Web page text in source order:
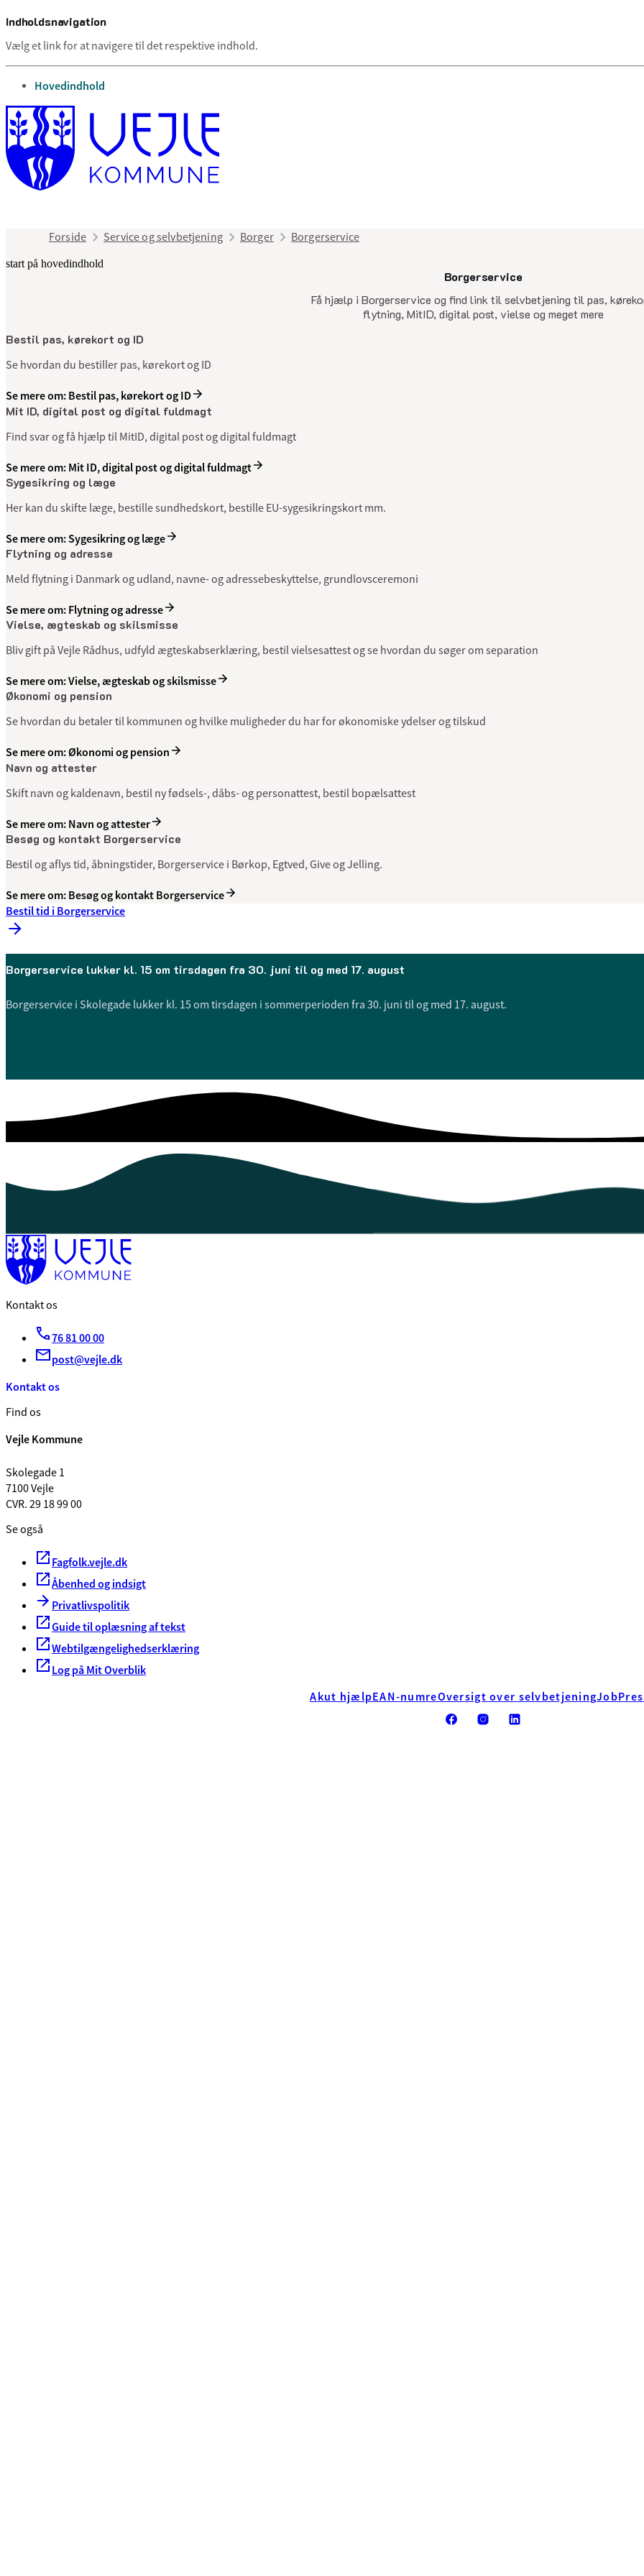
Indholdsnavigation
Vælg et link for at navigere til det respektive indhold.
gå til
Hovedindhold
Forside Service og selvbetjening Borger Borgerservice
start på hovedindhold
Borgerservice
Få hjælp i Borgerservice og find link til selvbetjening til pas,
flytning, MitID, digital post, vielse og meget mere
senest opdateret 15. juni 2026
Bestil pas, kørekort og ID
Se hvordan du bestiller pas, kørekort og ID
Se mere om: Bestil pas, kørekort og ID
Mit ID, digital post og digital fuldmagt
Find svar og få hjælp til MitID, digital post og digital fuldmagt
Se mere om: Mit ID, digital post og digital fuldmagt
Sygesikring og læge
Her kan du skifte læge, bestille sundhedskort, bestille EU-sygesikringskort mm.
Se mere om: Sygesikring og læge
Flytning og adresse
Meld flytning i Danmark og udland, navne- og adressebeskyttelse, grundlovsceremoni
Se mere om: Flytning og adresse
Vielse, ægteskab og skilsmisse
Bliv gift på Vejle Rådhus, udfyld ægteskabserklæring, bestil vielsesattest og se hvordan du søger om separation
Se mere om: Vielse, ægteskab og skilsmisse
Økonomi og pension
Se hvordan du betaler til kommunen og hvilke muligheder du har for økonomiske ydelser og tilskud
Se mere om: Økonomi og pension
Navn og attester
Skift navn og kaldenavn, bestil ny fødsels-, dåbs- og personattest, bestil bopælsattest
Se mere om: Navn og attester
Besøg og kontakt Borgerservice
Bestil og aflys tid, åbningstider, Borgerservice i Børkop, Egtved, Give og Jelling.
Se mere om: Besøg og kontakt Borgerservice
Bestil tid i Borgerservice
Borgerservice lukker kl. 15 om tirsdagen fra 30. juni til og med 17. august
Borgerservice i Skolegade lukker kl. 15 om tirsdagen i sommerperioden fra 30. juni til og med 17. august.
Kontakt os
76 81 00 00
post@vejle.dk
Kontakt os
Find os
Vejle Kommune
Skolegade 1
7100 Vejle
CVR. 29 18 99 00
Se også
Fagfolk.vejle.dk
Åbenhed og indsigt
Privatlivspolitik
Guide til oplæsning af tekst
Webtilgængelighedserklæring
Log på Mit Overblik
Akut hjælpEAN-numreOversigt over selvbetjeningJob